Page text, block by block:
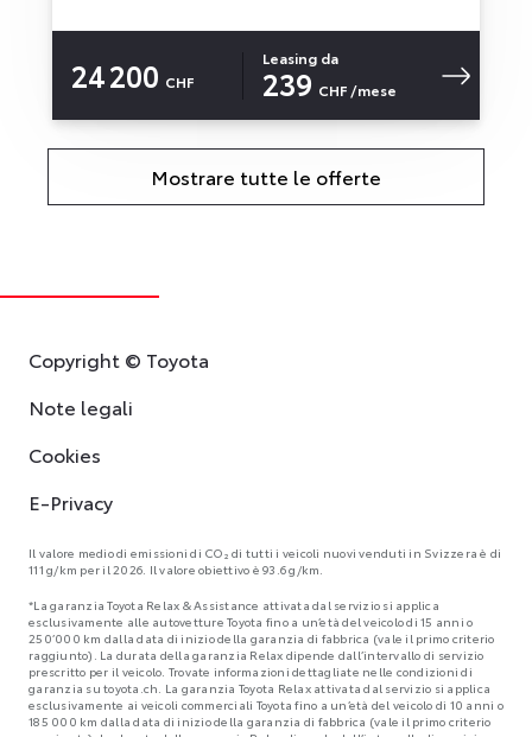
24 200 CHF
Leasing da
239 CHF /mese
Mostrare tutte le offerte
Copyright © Toyota
Note legali
Cookies
E-Privacy
Il valore medio di emissioni di CO₂ di tutti i veicoli nuovi venduti in Svizzera è di
111 g/km per il 2026. Il valore obiettivo è 93.6 g/km.
*La garanzia Toyota Relax & Assistance attivata dal servizio si applica
esclusivamente alle autovetture Toyota fino a un’età del veicolo di 15 anni o
250’000 km dalla data di inizio della garanzia di fabbrica (vale il primo criterio
raggiunto). La durata della garanzia Relax dipende dall’intervallo di servizio
prescritto per il veicolo. Trovate informazioni dettagliate nelle condizioni di
garanzia su toyota.ch. La garanzia Toyota Relax attivata dal servizio si applica
esclusivamente ai veicoli commerciali Toyota fino a un’età del veicolo di 10 anni o
185 000 km dalla data di inizio della garanzia di fabbrica (vale il primo criterio